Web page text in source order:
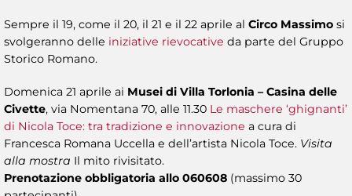
Sempre il 19, come il 20, il 21 e il 22 aprile al Circo Massimo si
svolgeranno delle iniziative rievocative da parte del Gruppo
Storico Romano.
Domenica 21 aprile ai Musei di Villa Torlonia – Casina delle
Civette, via Nomentana 70, alle 11.30 Le maschere ‘ghignanti’
di Nicola Toce: tra tradizione e innovazione a cura di
Francesca Romana Uccella e dell’artista Nicola Toce. Visita
alla mostra Il mito rivisitato.
Prenotazione obbligatoria allo 060608 (massimo 30